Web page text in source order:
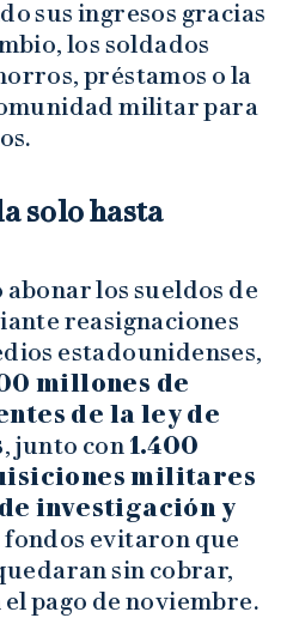
sus ingresos gracias
los soldados
préstamos o la
militar para
solo hasta
los sueldos de
reasignaciones
estadounidenses,
millones de
de la ley de
, junto con 1.400
militares
investigación y
fondos evitaron que
sin cobrar,
pago de noviembre.